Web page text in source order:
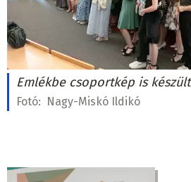
Emlékbe csoportkép is készült
Fotó: Nagy-Miskó Ildikó